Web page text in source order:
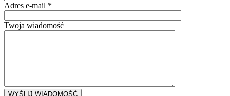
Adres e-mail *
Twoja wiadomość